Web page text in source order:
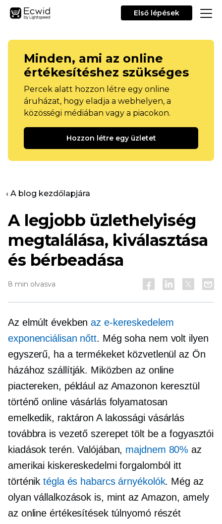
Első lépések
Minden, ami az online
értékesítéshez szükséges
Percek alatt hozzon létre egy online
áruházat, hogy eladja a webhelyen, a
közösségi médiában vagy a piacokon.
Hozzon létre egy üzletet
‹ A blog kezdőlapjára
A legjobb üzlethelyiség
megtalálása, kiválasztása
és bérbeadása
8 min olvasva
Az elmúlt évekbenaz e-kereskedelem
exponenciálisan nőtt. Még soha nem volt ilyen
egyszerű, ha a termékeket közvetlenül az Ön
házához szállítják. Miközben az online
piactereken, például az Amazonon keresztül
történő online vásárlás folyamatosan
emelkedik, raktáron A lakossági vásárlás
továbbra is vezető szerepet tölt be a fogyasztói
kiadások terén. Valójában, majdnem 80% az
amerikai kiskereskedelmi forgalomból itt
történiktégla és habarcsárnyékolók. Még az
olyan vállalkozások is, mint az Amazon, amely
az online értékesítések túlnyomó részét